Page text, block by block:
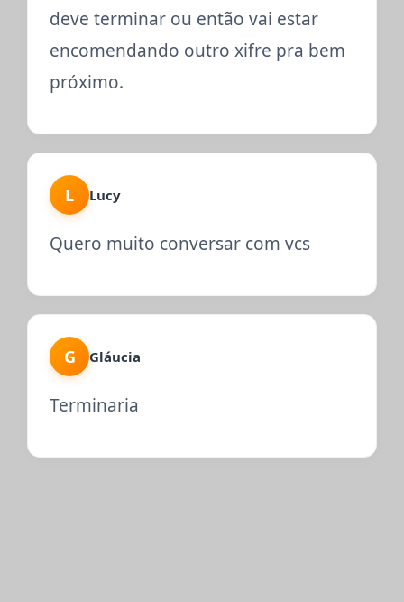
deve terminar ou então vai estar
encomendando outro xifre pra bem
próximo.
L Lucy
Quero muito conversar com vcs
G Gláucia
Terminaria